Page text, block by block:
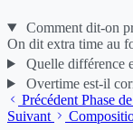
Comment dit-on
On dit extra time au
Quelle différence
Overtime est-il
Précédent Phase
Suivant